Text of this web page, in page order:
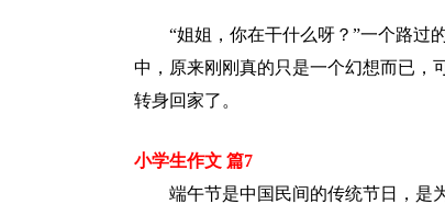
“姐姐，你在干什么呀？”一个路过
中，原来刚刚真的只是一个幻想而已，
转身回家了。
小学生作文 篇7
端午节是中国民间的传统节日，是